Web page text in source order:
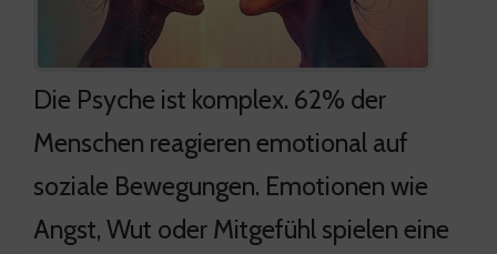
Die Psyche ist komplex. 62% der
Menschen reagieren emotional auf
soziale Bewegungen. Emotionen wie
Angst, Wut oder Mitgefühl spielen eine